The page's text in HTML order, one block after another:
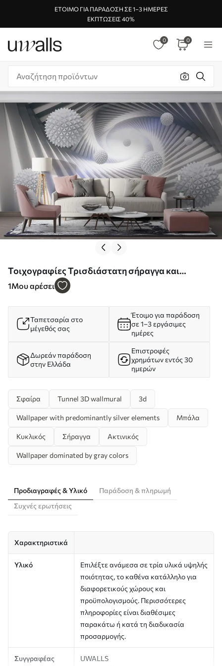
ΈΤΟΙΜΟ ΓΙΑ ΠΑΡΆΔΟΣΗ ΣΕ 1–3 ΗΜΈΡΕΣ
ΕΚΠΤΏΣΕΙΣ 40%
0 0
Τοιχογραφίες Τρισδιάστατη σήραγγα και
σφαίρες Nr. u03120d2
1Μου αρέσει
Ταπετσαρία στο
μέγεθός σας
Έτοιμο για παράδοση
σε 1–3 εργάσιμες
ημέρες
Δωρεάν παράδοση
στην Ελλάδα
Επιστροφές
χρημάτων εντός 30
ημερών
Σφαίρα Tunnel 3D wallmural 3d
Wallpaper with predominantly silver elements Μπάλα
Κυκλικός Σήραγγα Ακτινικός
Wallpaper dominated by gray colors
Προδιαγραφές & Υλικό
Παράδοση & πληρωμή
Συχνές ερωτήσεις
Χαρακτηριστικά
Υλικό
Επιλέξτε ανάμεσα σε τρία υλικά υψηλής
ποιότητας, το καθένα κατάλληλο για
διαφορετικούς χώρους και
προϋπολογισμούς. Περισσότερες
πληροφορίες είναι διαθέσιμες
παρακάτω ή κατά τη διαδικασία
προσαρμογής.
Συγγραφέας UWALLS